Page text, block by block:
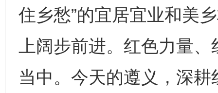
住乡愁”的宜居宜业和美
上阔步前进。红色力量
当中。今天的遵义，深